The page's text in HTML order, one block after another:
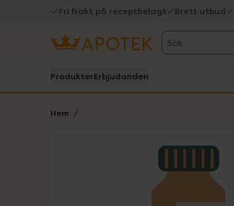
Fri frakt på receptbelagt Brett utbud
Sök
ProdukterErbjudanden
Hem
Lista: . Innehåller 1 objekt.